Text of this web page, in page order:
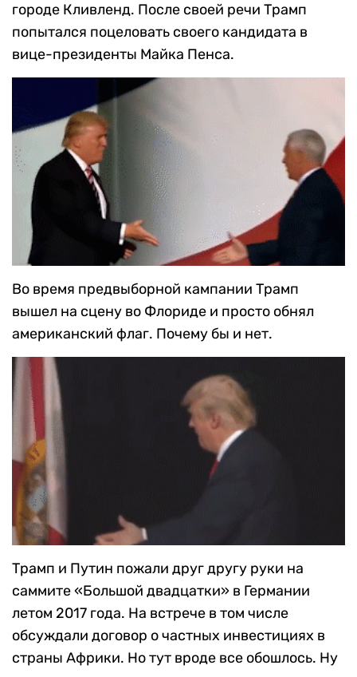
городе Кливленд. После своей речи Трамп
попытался поцеловать своего кандидата в
вице-президенты Майка Пенса.
Во время предвыборной кампании Трамп
вышел на сцену во Флориде и просто обнял
американский флаг. Почему бы и нет.
Трамп и Путин пожали друг другу руки на
саммите «Большой двадцатки» в Германии
летом 2017 года. На встрече в том числе
обсуждали договор о частных инвестициях в
страны Африки. Но тут вроде все обошлось. Ну